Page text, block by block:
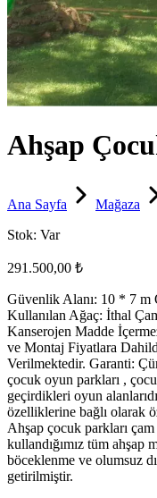
Ahşap
Ana Sayfa Mağaza
Stok: Var
291.500,00 ₺
Güvenlik Alanı: 10 * 7 m
Kullanılan Ağaç: İthal
Kanserojen Madde
ve Montaj Fiyatlara
Verilmektedir. Garanti:
çocuk oyun parkları ,
geçirdikleri oyun
özelliklerine bağlı olarak
Ahşap çocuk parkları
kullandığımız tüm ahşap
böceklenme ve olumsuz
getirilmiştir.